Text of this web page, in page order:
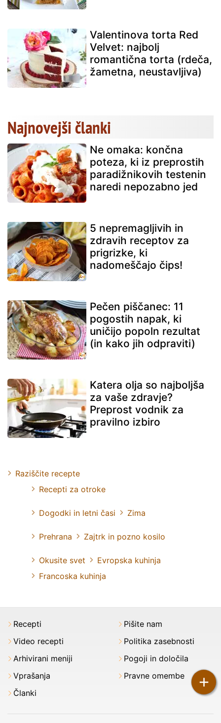
+
Valentinova torta Red
Velvet: najbolj
romantična torta (rdeča,
žametna, neustavljiva)
Najnovejši članki
Ne omaka: končna
poteza, ki iz preprostih
paradižnikovih testenin
naredi nepozabno jed
5 nepremagljivih in
zdravih receptov za
prigrizke, ki
nadomeščajo čips!
Pečen piščanec: 11
pogostih napak, ki
uničijo popoln rezultat
(in kako jih odpraviti)
Katera olja so najboljša
za vaše zdravje?
Preprost vodnik za
pravilno izbiro
Raziščite recepte
Recepti za otroke
Dogodki in letni časi Zima
Prehrana Zajtrk in pozno kosilo
Okusite svet
Evropska kuhinja
Francoska kuhinja
Recepti
Video recepti
Arhivirani meniji
Vprašanja
Članki
Pišite nam
Politika zasebnosti
Pogoji in določila
Pravne omembe